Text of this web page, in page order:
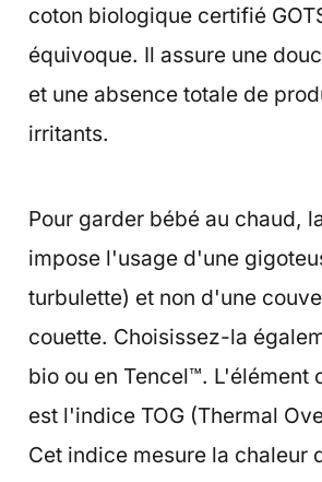
coton biologique certifié
équivoque. Il assure une
et une absence totale de
irritants.
Pour garder bébé au chaud,
impose l'usage d'une
turbulette) et non d'une
couette. Choisissez-la
bio ou en Tencel™. L'élément
est l'indice TOG (Thermal
Cet indice mesure la chaleur